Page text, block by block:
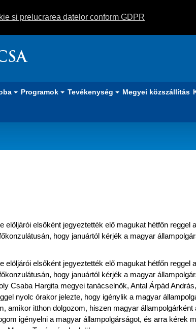
si prelucrarea datelor conform GDPR
Programok Tevékenység Megyei közszállítás
elöljárói elsőként jegyeztették elő magukat hétfőn reggel
hogy januártól kérjék a magyar
elöljárói elsőként jegyeztették elő magukat hétfőn reggel
hogy januártól kérjék a magyar
Csaba Hargita megyei tanácselnök, Antal Árpád András,
nyolc órakor jelezte, hogy igénylik a magyar
amikor itthon dolgozom, hiszen magyar állampolgárként
igényelni a magyar állampolgárságot, és arra kérek